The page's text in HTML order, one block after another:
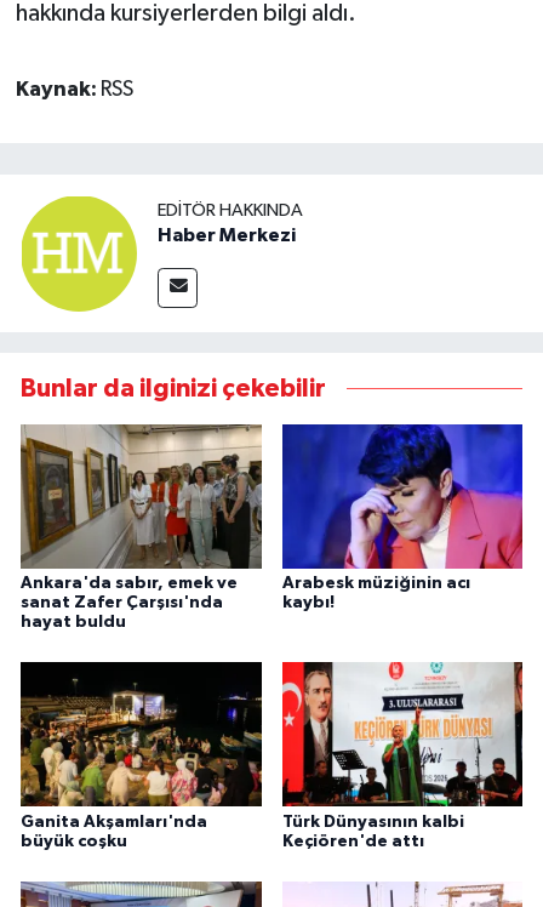
hakkında kursiyerlerden bilgi aldı.
Kaynak: RSS
EDITÖR HAKKINDA
Haber Merkezi
Bunlar da ilginizi çekebilir
Ankara'da sabır, emek ve
sanat Zafer Çarşısı'nda
hayat buldu
Arabesk müziğinin acı
kaybı!
Ganita Akşamları'nda
büyük coşku
Türk Dünyasının kalbi
Keçiören'de attı